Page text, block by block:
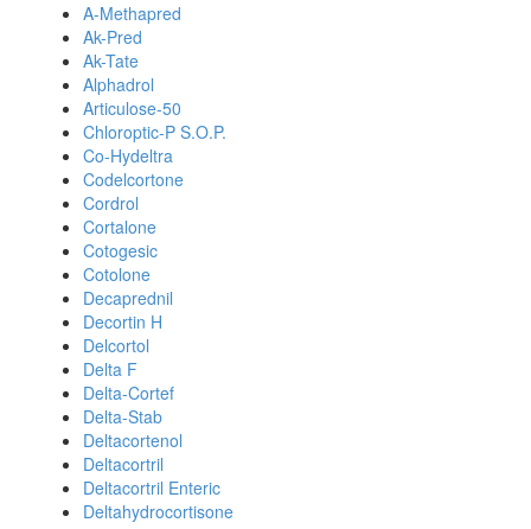
A-Methapred
Ak-Pred
Ak-Tate
Alphadrol
Articulose-50
Chloroptic-P S.O.P.
Co-Hydeltra
Codelcortone
Cordrol
Cortalone
Cotogesic
Cotolone
Decaprednil
Decortin H
Delcortol
Delta F
Delta-Cortef
Delta-Stab
Deltacortenol
Deltacortril
Deltacortril Enteric
Deltahydrocortisone